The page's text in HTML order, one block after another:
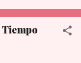
de Hobby
directiva reconoce
sustancial
embargo, sostienen